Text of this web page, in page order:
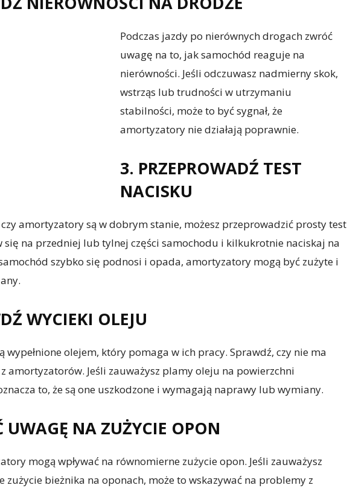
Podczas jazdy po nierównych drogach zwróć
uwagę na to, jak samochód reaguje na
nierówności. Jeśli odczuwasz nadmierny skok,
wstrząs lub trudności w utrzymaniu
stabilności, może to być sygnał, że
amortyzatory nie działają poprawnie.
3. PRZEPROWADŹ TEST
NACISKU
amortyzatory są w dobrym stanie, możesz przeprowadzić prosty test
się na przedniej lub tylnej części samochodu i kilkukrotnie naciskaj na
szybko się podnosi i opada, amortyzatory mogą być zużyte i
WYCIEKI OLEJU
wypełnione olejem, który pomaga w ich pracy. Sprawdź, czy nie ma
amortyzatorów. Jeśli zauważysz plamy oleju na powierzchni
to, że są one uszkodzone i wymagają naprawy lub wymiany.
UWAGĘ NA ZUŻYCIE OPON
mogą wpływać na równomierne zużycie opon. Jeśli zauważysz
zużycie bieżnika na oponach, może to wskazywać na problemy z